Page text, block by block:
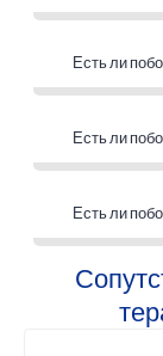
Есть ли
Есть ли
Есть ли